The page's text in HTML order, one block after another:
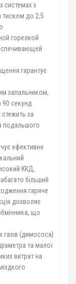
системах з
тиском до 2,5
горелкой
гарантує
запальником,
секунд.
за
подальшого
ефективне
ККД,
більший
гаряче
дозволяє
що
газів (димососа)
та малої
витрат на